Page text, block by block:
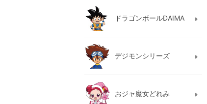
ドラゴンボールDAIMA
デジモンシリーズ
おジャ魔女どれみ